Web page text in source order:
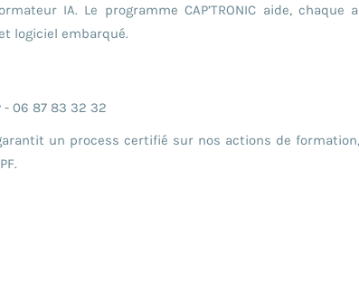
IA. Le programme CAP’TRONIC aide,
logiciel embarqué.
- 06 87 83 32 32
un process certifié sur nos actions de